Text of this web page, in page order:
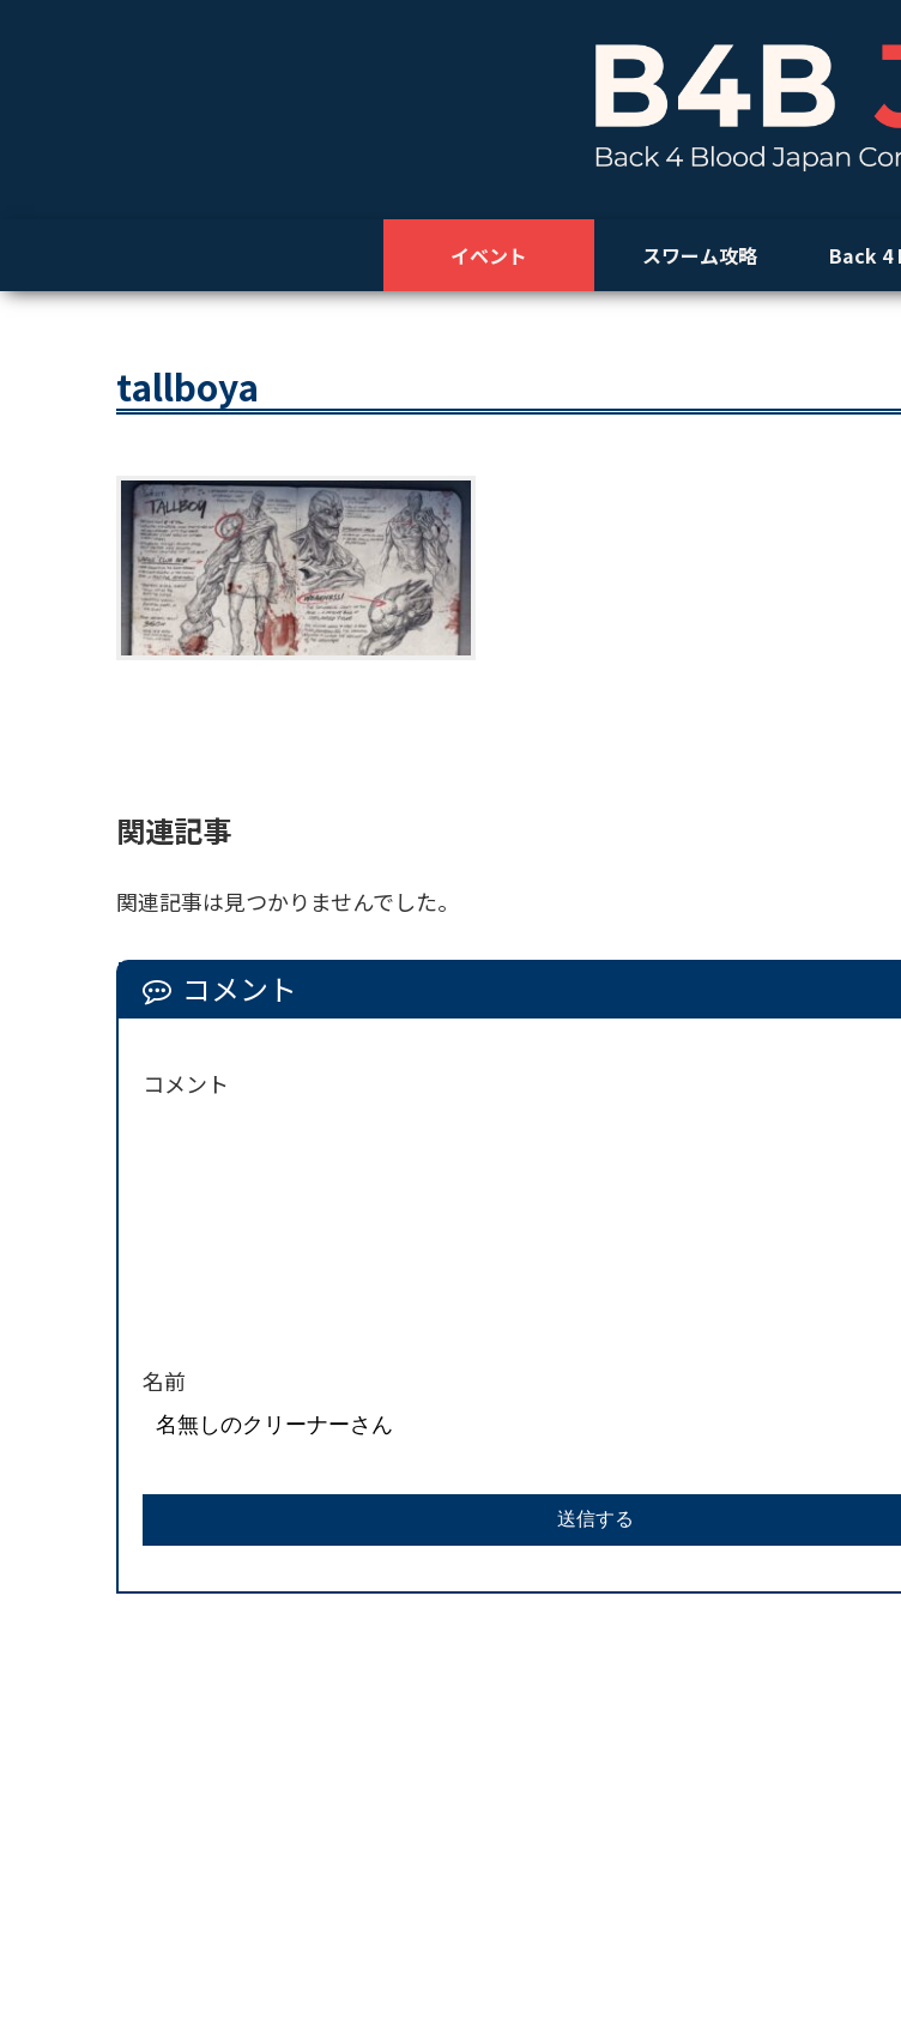
イベント スワーム攻略 Back 4
tallboya
関連記事
関連記事は見つかりませんでした。
コメント
コメント
名前